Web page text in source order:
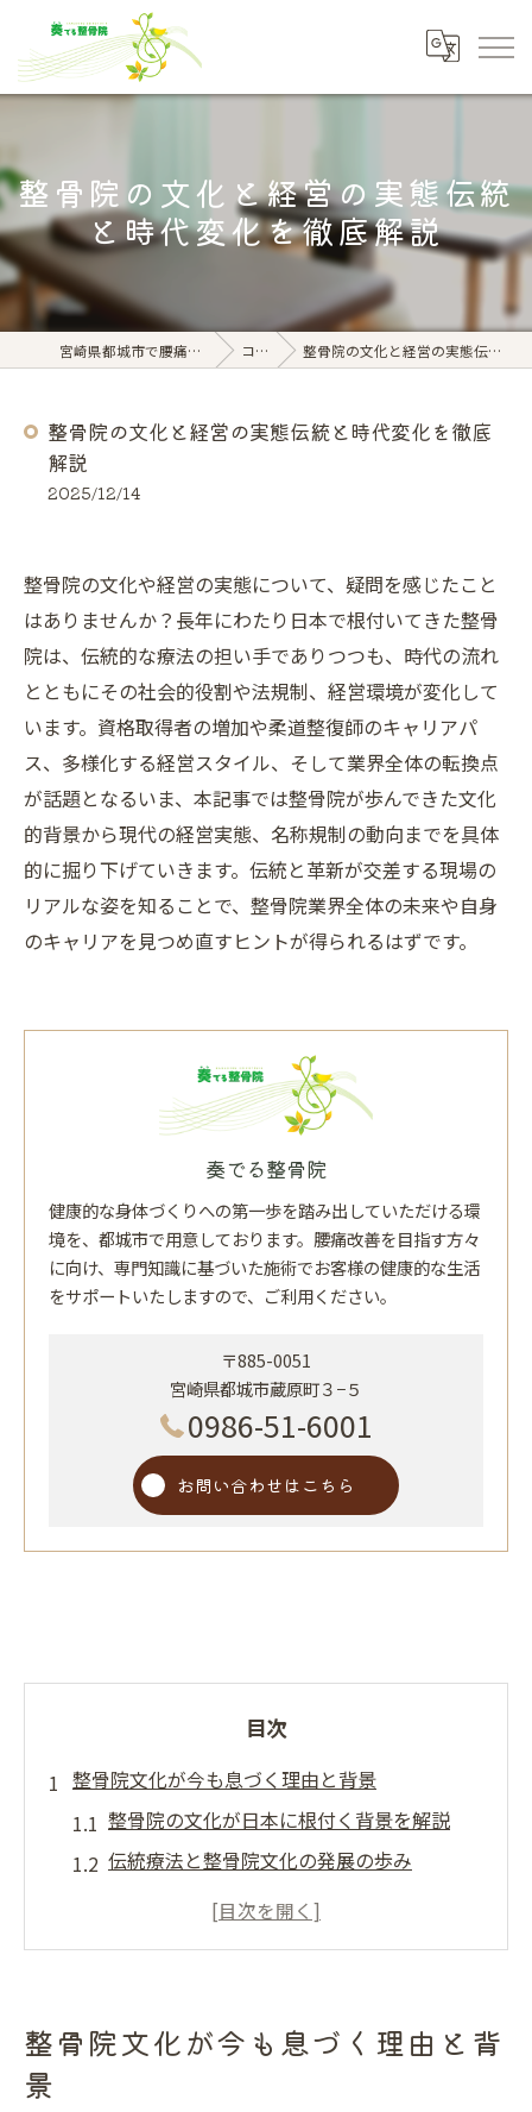
整骨院の文化と経営の実態伝統
と時代変化を徹底解説
宮崎県都城市で腰痛なら奏でる整骨院 コラム 整骨院の文化と経営の実態伝統と時代変化を徹底解説
整骨院の文化と経営の実態伝統と時代変化を徹底
解説
2025/12/14
整骨院の文化や経営の実態について、疑問を感じたこと
はありませんか？長年にわたり日本で根付いてきた整骨
院は、伝統的な療法の担い手でありつつも、時代の流れ
とともにその社会的役割や法規制、経営環境が変化して
います。資格取得者の増加や柔道整復師のキャリアパ
ス、多様化する経営スタイル、そして業界全体の転換点
が話題となるいま、本記事では整骨院が歩んできた文化
的背景から現代の経営実態、名称規制の動向までを具体
的に掘り下げていきます。伝統と革新が交差する現場の
リアルな姿を知ることで、整骨院業界全体の未来や自身
のキャリアを見つめ直すヒントが得られるはずです。
奏でる整骨院
健康的な身体づくりへの第一歩を踏み出していただける環
境を、都城市で用意しております。腰痛改善を目指す方々
に向け、専門知識に基づいた施術でお客様の健康的な生活
をサポートいたしますので、ご利用ください。
〒885-0051
宮崎県都城市蔵原町３−５
0986-51-6001
お問い合わせはこちら
目次
整骨院文化が今も息づく理由と背景
整骨院の文化が日本に根付く背景を解説
伝統療法と整骨院文化の発展の歩み
整骨院文化の普及に社会が果たした役割
整骨院と伝統療法が果たす社会的貢献とは
整骨院文化が今も息づく理由と背
景